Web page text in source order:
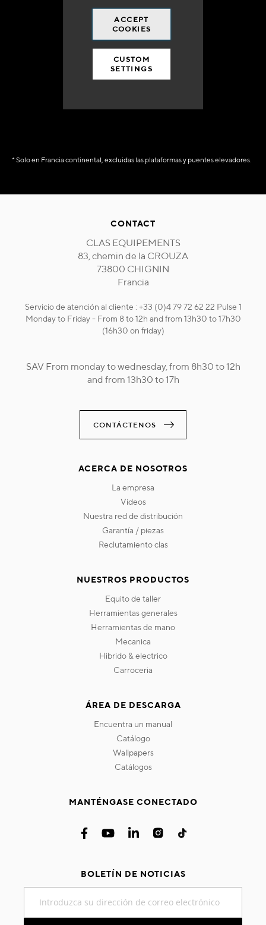
ACCEPT
COOKIES
CUSTOM
SETTINGS
a 250 euros*
* Solo en Francia continental, excluidas las plataformas y puentes elevadores.
CONTACT
CLAS EQUIPEMENTS
83, chemin de la CROUZA
73800 CHIGNIN
Francia
Servicio de atención al cliente : +33 (0)4 79 72 62 22 Pulse 1
Monday to Friday - From 8 to 12h and from 13h30 to 17h30
(16h30 on friday)
SAV From monday to wednesday, from 8h30 to 12h
and from 13h30 to 17h
CONTÁCTENOS
ACERCA DE NOSOTROS
la empresa
videos
nuestra red de distribución
garantía / piezas
reclutamiento clas
NUESTROS PRODUCTOS
equito de taller
herramientas generales
herramientas de mano
mecanica
hibrido & electrico
carroceria
ÁREA DE DESCARGA
encuentra un manual
catálogo
wallpapers
catálogos
MANTÉNGASE CONECTADO
BOLETÍN DE NOTICIAS
nuestro